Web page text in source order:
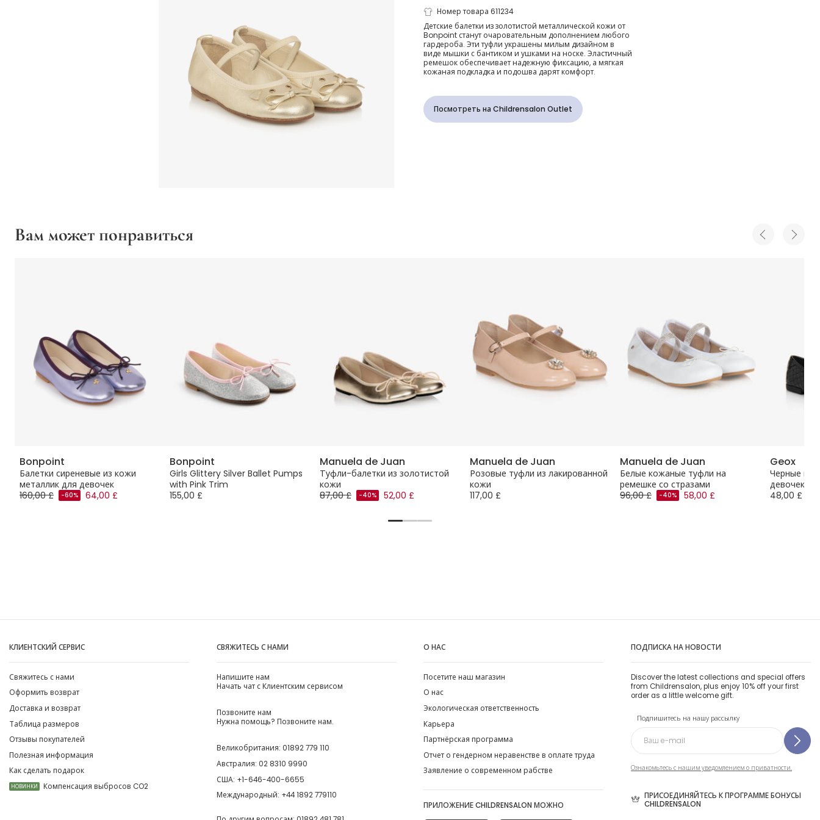
Балетки золотистые
из кожи с мышкой
для девочек
Номер товара 611234
Детские балетки из золотистой металлической кожи от
Bonpoint станут очаровательным дополнением любого
гардероба. Эти туфли украшены милым дизайном в
виде мышки с бантиком и ушками на носке. Эластичный
ремешок обеспечивает надежную фиксацию, а мягкая
кожаная подкладка и подошва дарят комфорт.
Посмотреть на Childrensalon Outlet
Вам может понравиться
Bonpoint
Балетки сиреневые из кожи
металлик для девочек
160,00 £
-60% 64,00 £
Bonpoint
Girls Glittery Silver Ballet Pumps
with Pink Trim
155,00 £
Manuela de Juan
Туфли-балетки из золотистой
кожи
87,00 £
-40% 52,00 £
Manuela de Juan
Розовые туфли из лакированной
кожи
117,00 £
Manuela de Juan
Белые кожаные туфли на
ремешке со стразами
96,00 £
-40% 58,00 £
Geox
Черные
девочек
48,00 £
КЛИЕНТСКИЙ СЕРВИС
Свяжитесь с нами
Оформить возврат
Доставка и возврат
Таблица размеров
Отзывы покупателей
Полезная информация
Как сделать подарок
НОВИНКИ Компенсация выбросов CO2
СВЯЖИТЕСЬ С НАМИ
Напишите нам
Начать чат с Клиентским сервисом
Позвоните нам
Нужна помощь? Позвоните нам.
Великобритания: 01892 779 110
Австралия: 02 8310 9990
США: +1-646-400-6655
Международный: +44 1892 779110
О НАС
Посетите наш магазин
О нас
Экологическая ответственность
Карьера
Партнёрская программа
Отчет о гендерном неравенстве в оплате труда
Заявление о современном рабстве
ПРИЛОЖЕНИЕ CHILDRENSALON МОЖНО
ПОДПИСКА НА НОВОСТИ
Discover the latest collections and special offers
from Childrensalon, plus enjoy 10% off your first
order as a little welcome gift.
Подпишитесь на нашу рассылку
Ознакомьтесь с нашим уведомлением о приватности.
ПРИСОЕДИНЯЙТЕСЬ К ПРОГРАММЕ БОНУСЫ
CHILDRENSALON